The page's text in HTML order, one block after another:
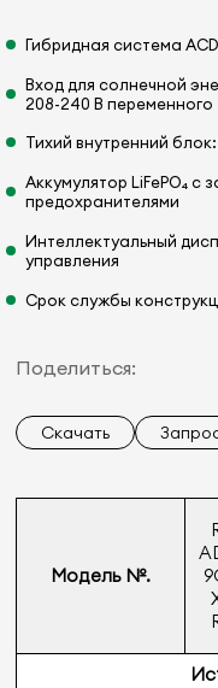
Гибридная система
Вход для солнечной
208-240 В переменного
Тихий внутренний
Аккумулятор LiFePO₄ с
предохранителями
Интеллектуальный
управления
Срок службы
Поделиться:
Скачать
Модель №.